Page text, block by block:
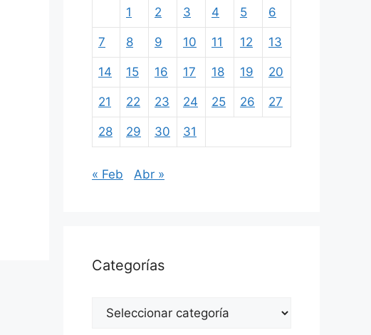
1 2 3 4 5 6
7 8 9 10 11 12 13
14 15 16 17 18 19 20
21 22 23 24 25 26 27
28 29 30 31
« Feb Abr »
Categorías
Categorías